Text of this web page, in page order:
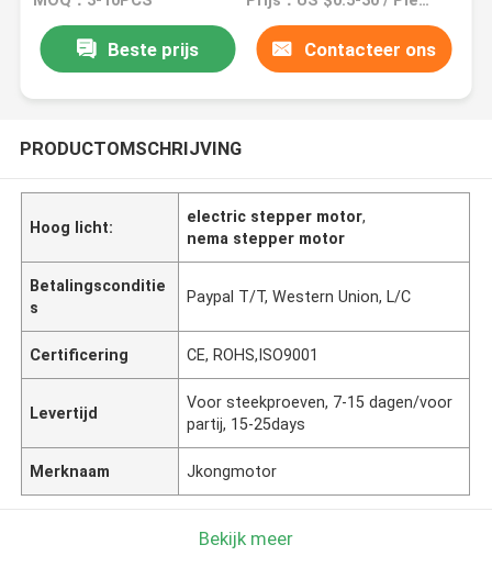
Beste prijs Contacteer ons
PRODUCTOMSCHRIJVING
Hoog licht:
electric stepper motor,
nema stepper motor
Betalingsconditie
s
Paypal T/T, Western Union, L/C
Certificering CE, ROHS,ISO9001
Levertijd
Voor steekproeven, 7-15 dagen/voor
partij, 15-25days
Merknaam Jkongmotor
Bekijk meer